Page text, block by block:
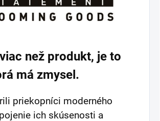
než produkt, je to
má zmysel.
priekopníci moderného
ich skúsenosti a